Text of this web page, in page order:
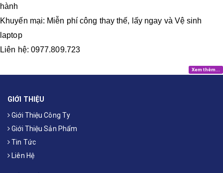
hành
Khuyến mại: Miễn phí công thay thế, lấy ngay và Vệ sinh
laptop
Liên hệ: 0977.809.723
Xem thêm...
GIỚI THIỆU
Giới Thiệu Công Ty
Giới Thiệu Sản Phẩm
Tin Tức
Liên Hệ